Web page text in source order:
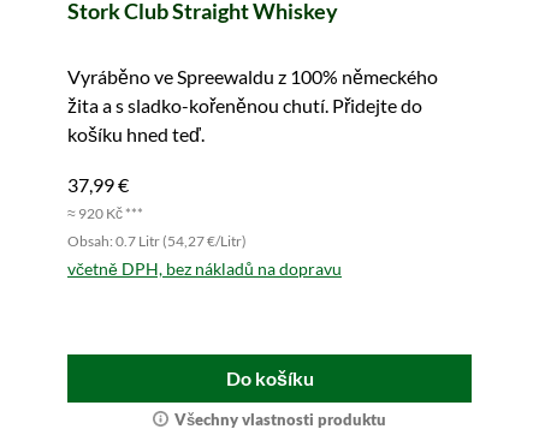
Stork Club Straight Whiskey
Vyráběno ve Spreewaldu z 100% německého
žita a s sladko-kořeněnou chutí. Přidejte do
košíku hned teď.
37,99 €
≈ 920 Kč ***
Obsah: 0.7 Litr (54,27 €/Litr)
včetně DPH, bez nákladů na dopravu
Do košíku
Všechny vlastnosti produktu